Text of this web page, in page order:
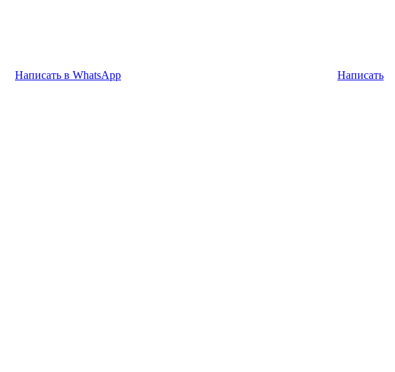
Написать в WhatsApp Написать